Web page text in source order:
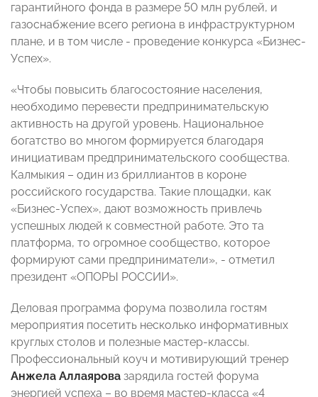
гарантийного фонда в размере 50 млн рублей, и
газоснабжение всего региона в инфраструктурном
плане, и в том числе - проведение конкурса «Бизнес-
Успех».
«Чтобы повысить благосостояние населения,
необходимо перевести предпринимательскую
активность на другой уровень. Национальное
богатство во многом формируется благодаря
инициативам предпринимательского сообщества.
Калмыкия – один из бриллиантов в короне
российского государства. Такие площадки, как
«Бизнес-Успех», дают возможность привлечь
успешных людей к совместной работе. Это та
платформа, то огромное сообщество, которое
формируют сами предприниматели», - отметил
президент «ОПОРЫ РОССИИ».
Деловая программа форума позволила гостям
мероприятия посетить несколько информативных
круглых столов и полезные мастер-классы.
Профессиональный коуч и мотивирующий тренер
Анжела Аллаярова зарядила гостей форума
энергией успеха – во время мастер-класса «4